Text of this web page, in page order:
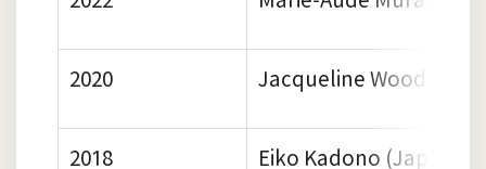
2020 Jacqueline Woodson
2018 Eiko Kadono (Japan)